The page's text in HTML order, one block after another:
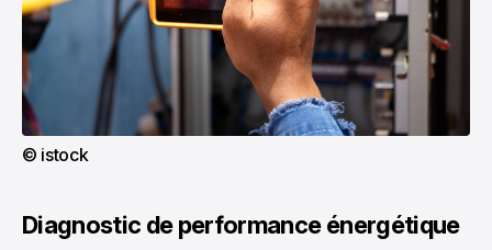
© istock
Diagnostic de performance énergétique